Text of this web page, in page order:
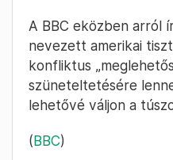
A BBC eközben arról
nevezett amerikai
konfliktus
szüneteltetésére
lehetővé váljon a
(BBC)